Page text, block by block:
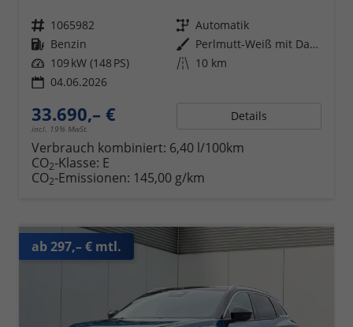
Fahrzeugnr. 1065982 Getriebe Automatik
Kraftstoff Benzin Außenfarbe
Perlmutt-Weiß mit Dach in Black-Pearl-Schwarz
Leistung 109 kW (148 PS) Kilometerstand 10 km
04.06.2026
33.690,– €
incl. 19% MwSt.
Details
Verbrauch kombiniert: 6,40 l/100km
CO2-Klasse: E
CO2-Emissionen: 145,00 g/km
ab 297,– € mtl.